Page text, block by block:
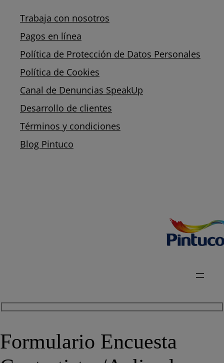
Trabaja con nosotros
Pagos en línea
Política de Protección de Datos Personales
Política de Cookies
Canal de Denuncias SpeakUp
Desarrollo de clientes
Términos y condiciones
Blog Pintuco
Formulario Encuesta